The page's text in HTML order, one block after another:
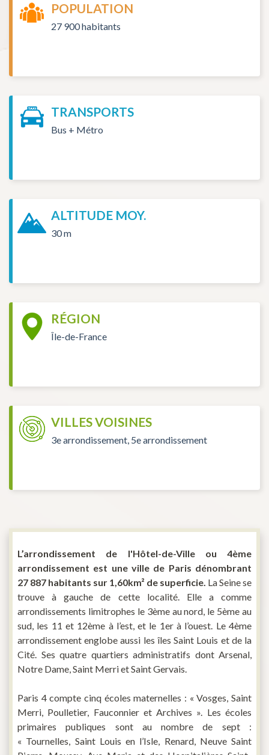
POPULATION
27 900 habitants
TRANSPORTS
Bus + Métro
ALTITUDE MOY.
30 m
RÉGION
Île-de-France
VILLES VOISINES
3e arrondissement, 5e arrondissement
L’arrondissement de l'Hôtel-de-Ville ou 4ème
arrondissement est une ville de Paris dénombrant
27 887 habitants sur 1,60km² de superficie. La Seine se
trouve à gauche de cette localité. Elle a comme
arrondissements limitrophes le 3ème au nord, le 5ème au
sud, les 11 et 12ème à l’est, et le 1er à l’ouest. Le 4ème
arrondissement englobe aussi les îles Saint Louis et de la
Cité. Ses quatre quartiers administratifs dont Arsenal,
Notre Dame, Saint Merri et Saint Gervais.
Paris 4 compte cinq écoles maternelles : « Vosges, Saint
Merri, Poulletier, Fauconnier et Archives ». Les écoles
primaires publiques sont au nombre de sept :
« Tournelles, Saint Louis en l’Isle, Renard, Neuve Saint